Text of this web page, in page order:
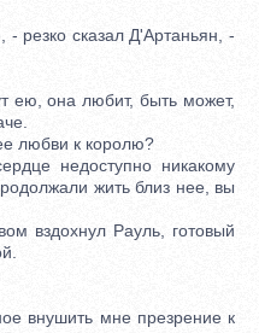
сказал Д'Артаньян, -
ею, она любит, быть может,
любви к королю?
недоступно никакому
жить близ нее, вы
вздохнул Рауль, готовый
внушить мне презрение к